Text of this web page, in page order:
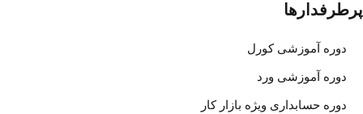
پرطرفدارها
دوره آموزشی کورل
دوره آموزشی ورد
دوره حسابداری ویژه بازار کار